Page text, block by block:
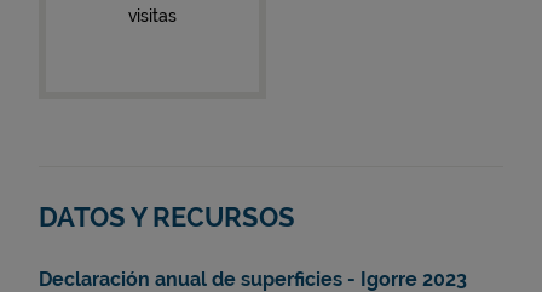
visitas
DATOS Y RECURSOS
Declaración anual de superficies - Igorre 2023